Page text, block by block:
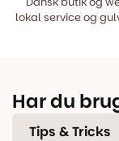
lokal service og
Har du
Tips & Tricks